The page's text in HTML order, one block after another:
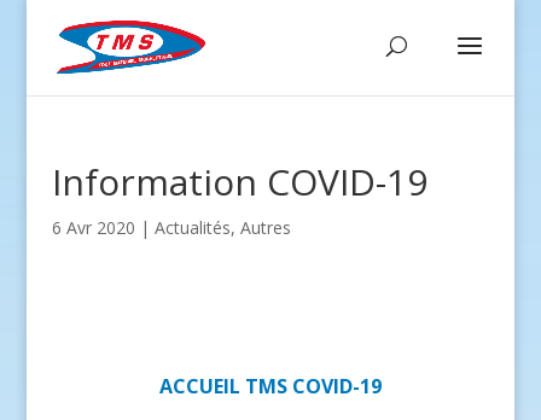
Information COVID-19
6 Avr 2020 | Actualités, Autres
ACCUEIL TMS COVID-19